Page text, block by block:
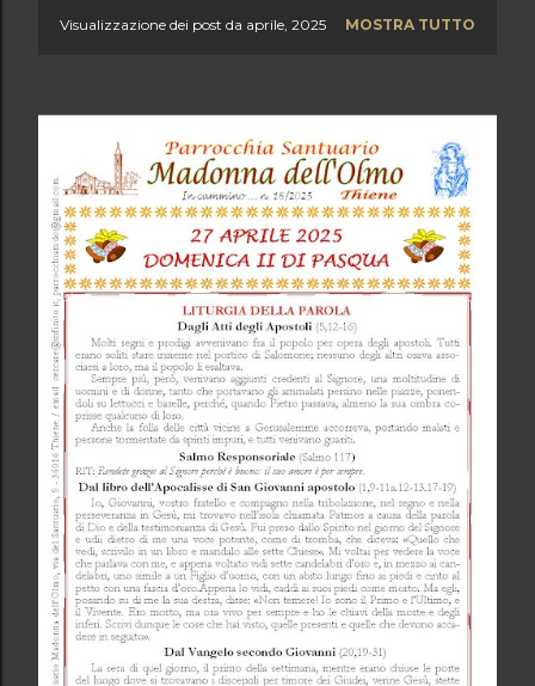
Visualizzazione dei post da aprile, 2025 MOSTRA TUTTO